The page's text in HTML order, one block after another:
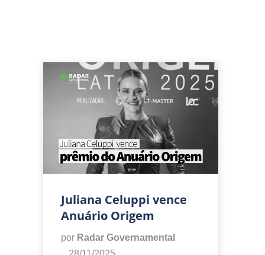
Juliana Celuppi vence
Anuário Origem
por Radar Governamental